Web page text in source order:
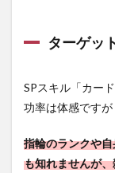
ターゲッ
SPスキル「カー
功率は体感ですが
指輪のランクや
も知れませんが